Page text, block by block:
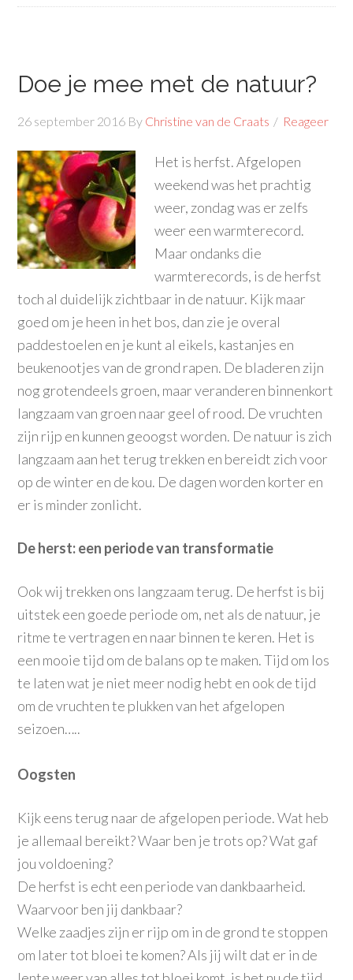
Doe je mee met de natuur?
26 september 2016 By Christine van de Craats Reageer
Het is herfst. Afgelopen
weekend was het prachtig
weer, zondag was er zelfs
weer een warmterecord.
Maar ondanks die
warmterecords, is de herfst
toch al duidelijk zichtbaar in de natuur. Kijk maar
goed om je heen in het bos, dan zie je overal
paddestoelen en je kunt al eikels, kastanjes en
beukenootjes van de grond rapen. De bladeren zijn
nog grotendeels groen, maar veranderen binnenkort
langzaam van groen naar geel of rood. De vruchten
zijn rijp en kunnen geoogst worden. De natuur is zich
langzaam aan het terug trekken en bereidt zich voor
op de winter en de kou. De dagen worden korter en
er is minder zonlicht.
De herst: een periode van transformatie
Ook wij trekken ons langzaam terug. De herfst is bij
uitstek een goede periode om, net als de natuur, je
ritme te vertragen en naar binnen te keren. Het is
een mooie tijd om de balans op te maken. Tijd om los
te laten wat je niet meer nodig hebt en ook de tijd
om de vruchten te plukken van het afgelopen
seizoen…..
Oogsten
Kijk eens terug naar de afgelopen periode. Wat heb
je allemaal bereikt? Waar ben je trots op? Wat gaf
jou voldoening?
De herfst is echt een periode van dankbaarheid.
Waarvoor ben jij dankbaar?
Welke zaadjes zijn er rijp om in de grond te stoppen
om later tot bloei te komen? Als jij wilt dat er in de